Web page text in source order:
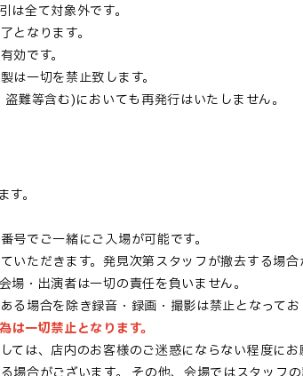
全て対象外です。
となります。
効です。
は一切を禁止致します。
難等含む)においても再発行はいたしません。
。
でご一緒にご入場が可能です。
ただきます。発見次第スタッフが撤去する場合
・出演者は一切の責任を負いません。
場合を除き録音・録画・撮影は禁止となってお
一切禁止となります。
は、店内のお客様のご迷惑にならない程度にお